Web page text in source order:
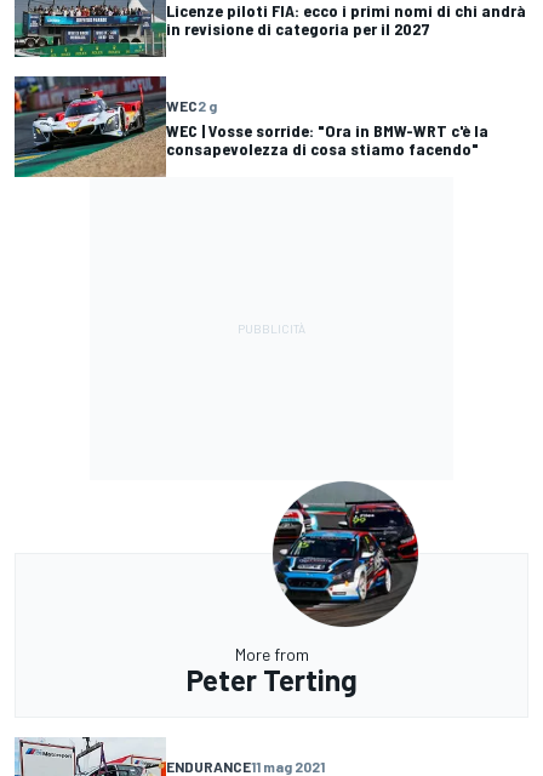
Licenze piloti FIA: ecco i primi nomi di chi andrà
in revisione di categoria per il 2027
WEC2 g
WEC | Vosse sorride: "Ora in BMW-WRT c'è la
consapevolezza di cosa stiamo facendo"
More from
Peter Terting
ENDURANCE11 mag 2021